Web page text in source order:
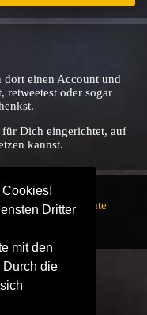
Dritter
mit den
Durch die
dort einen Account und
retweetest oder sogar
Dich eingerichtet, auf
kannst.
Nutzungsrechte